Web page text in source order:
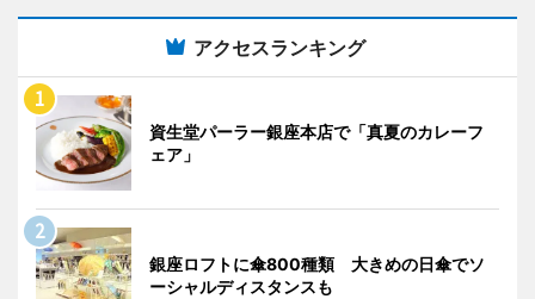
アクセスランキング
資生堂パーラー銀座本店で「真夏のカレーフ
ェア」
銀座ロフトに傘800種類 大きめの日傘でソ
ーシャルディスタンスも